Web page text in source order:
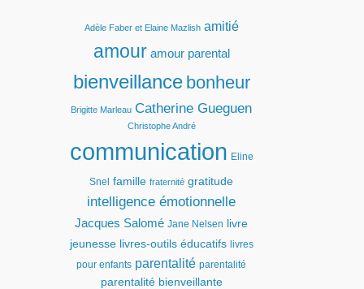
Adèle Faber et Elaine Mazlish amitié
amour amour parental
bienveillance bonheur
Brigitte Marleau Catherine Gueguen
Christophe André
communication Eline
Snel famille fraternité gratitude
intelligence émotionnelle
Jacques Salomé Jane Nelsen
livre
jeunesse livres-outils éducatifs livres
pour enfants parentalité parentalité
parentalité bienveillante